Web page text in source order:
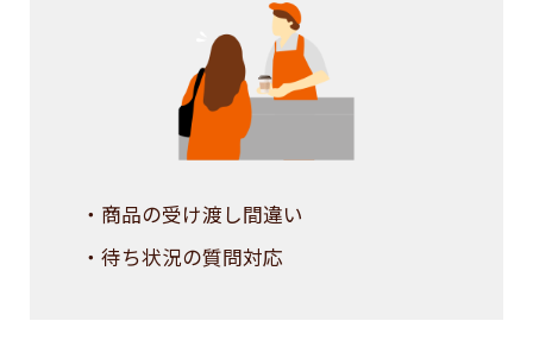
・商品の受け渡し間違い
・待ち状況の質問対応